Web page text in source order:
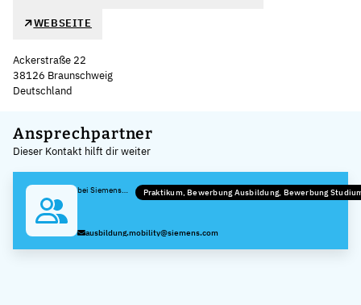
WEBSEITE
Ackerstraße 22
38126 Braunschweig
Deutschland
+
−
Ansprechpartner
Dieser Kontakt hilft dir weiter
bei Siemens
Braunschweig
Praktikum, Bewerbung Ausbildung, Bewerbung
ausbildung.mobility@siemens.com